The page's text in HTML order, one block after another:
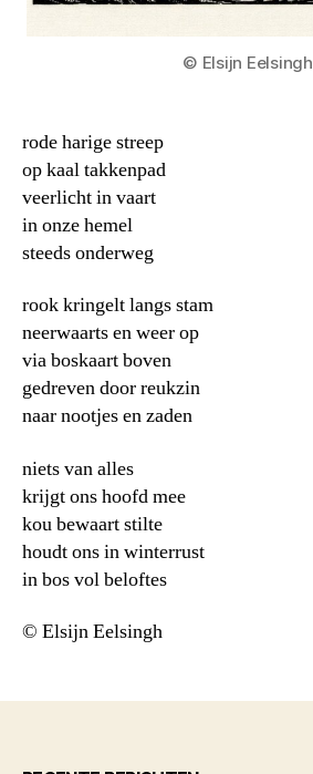
© Elsijn Eelsingh
rode harige streep
op kaal takkenpad
veerlicht in vaart
in onze hemel
steeds onderweg
rook kringelt langs stam
neerwaarts en weer op
via boskaart boven
gedreven door reukzin
naar nootjes en zaden
niets van alles
krijgt ons hoofd mee
kou bewaart stilte
houdt ons in winterrust
in bos vol beloftes
© Elsijn Eelsingh